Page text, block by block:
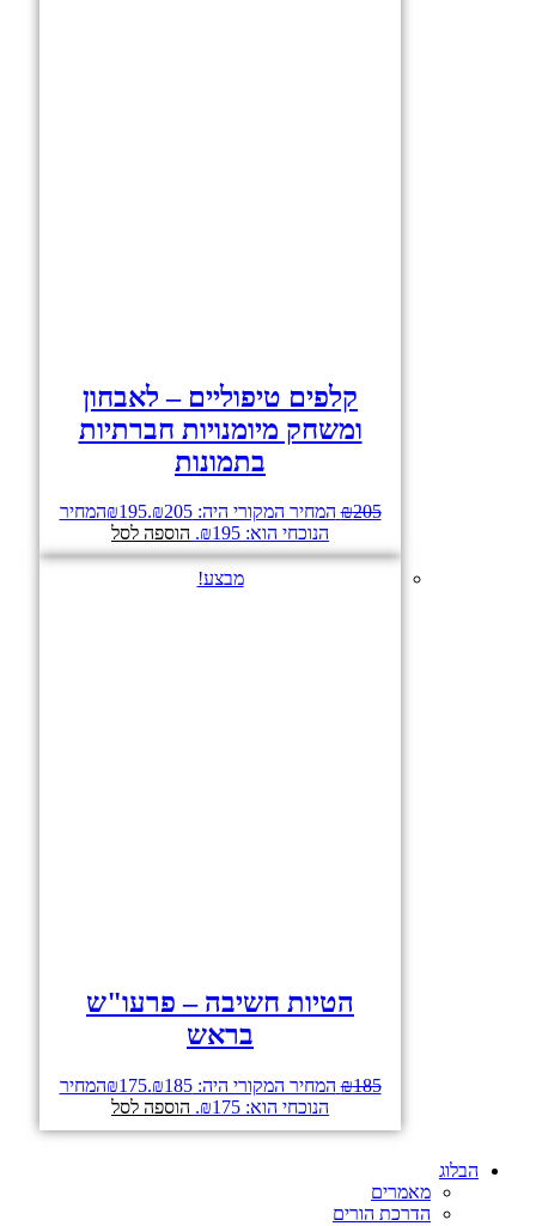
קלפים טיפוליים – לאבחון
ומשחק מיומנויות חברתיות
בתמונות
₪205 המחיר המקורי היה: ₪205. ₪195
המחיר
הנוכחי הוא: ₪195.
הוספה לסל
מבצע!
הטיות חשיבה – פרעו"ש
בראש
₪185 המחיר המקורי היה: ₪185. ₪175
המחיר
הנוכחי הוא: ₪175.
הוספה לסל
הבלוג
מאמרים
הדרכת הורים